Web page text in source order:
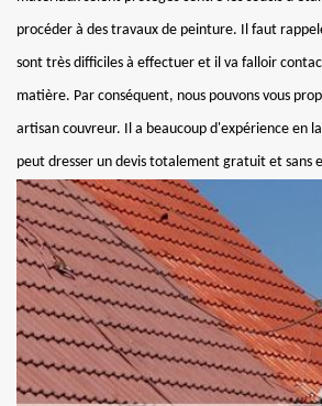
procéder à des travaux de peinture. Il faut
sont très difficiles à effectuer et il va falloir
matière. Par conséquent, nous pouvons vous
artisan couvreur. Il a beaucoup d'expérience en
peut dresser un devis totalement gratuit et sans